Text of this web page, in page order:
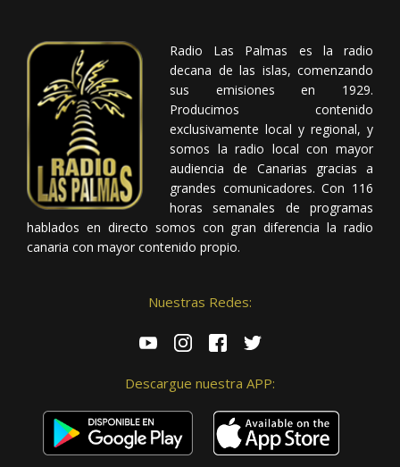
Radio Las Palmas es la radio
decana de las islas, comenzando
sus emisiones en 1929.
Producimos contenido
exclusivamente local y regional, y
somos la radio local con mayor
audiencia de Canarias gracias a
grandes comunicadores. Con 116
horas semanales de programas
hablados en directo somos con gran diferencia la radio
canaria con mayor contenido propio.
Nuestras Redes:
Descargue nuestra APP: